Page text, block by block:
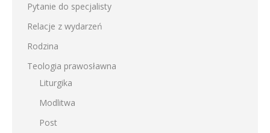
Pytanie do specjalisty
Relacje z wydarzeń
Rodzina
Teologia prawosławna
Liturgika
Modlitwa
Post